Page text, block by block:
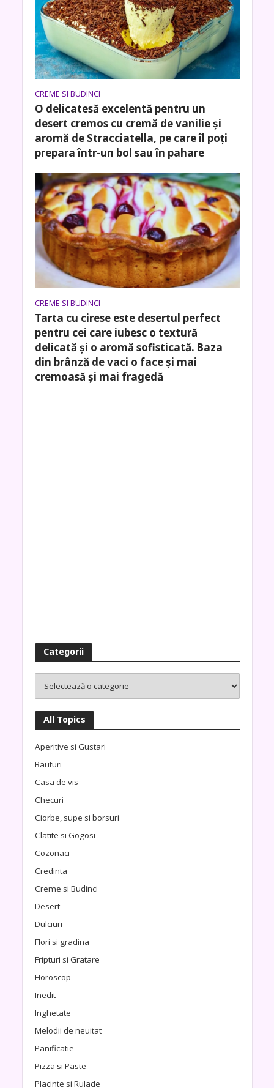
CREME SI BUDINCI
O delicatesă excelentă pentru un
desert cremos cu cremă de vanilie și
aromă de Stracciatella, pe care îl poți
prepara într-un bol sau în pahare
CREME SI BUDINCI
Tarta cu cirese este desertul perfect
pentru cei care iubesc o textură
delicată și o aromă sofisticată. Baza
din brânză de vaci o face și mai
cremoasă și mai fragedă
Categorii
All Topics
Aperitive si Gustari
Bauturi
Casa de vis
Checuri
Ciorbe, supe si borsuri
Clatite si Gogosi
Cozonaci
Credinta
Creme si Budinci
Desert
Dulciuri
Flori si gradina
Fripturi si Gratare
Horoscop
Inedit
Inghetate
Melodii de neuitat
Panificatie
Pizza si Paste
Placinte si Rulade